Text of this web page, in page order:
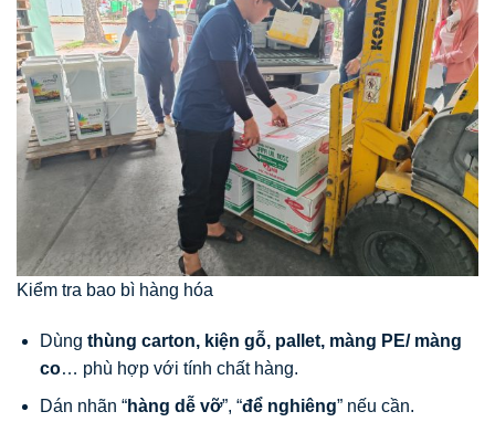
Kiểm tra bao bì hàng hóa
Dùng thùng carton, kiện gỗ, pallet, màng PE/ màng
co… phù hợp với tính chất hàng.
Dán nhãn “hàng dễ vỡ”, “để nghiêng” nếu cần.